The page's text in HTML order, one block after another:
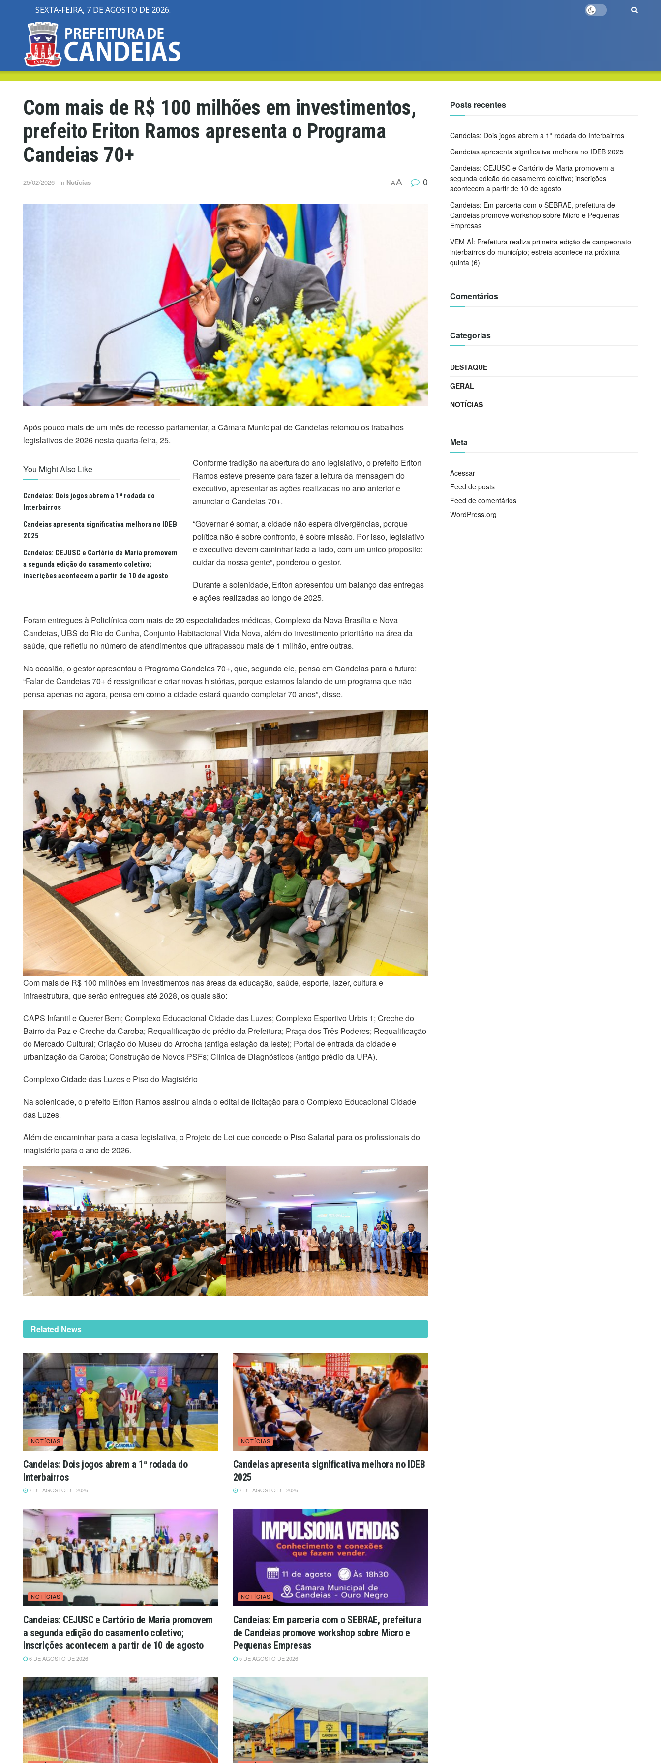
SEXTA-FEIRA, 7 DE AGOSTO DE 2026.
Com mais de R$ 100 milhões em investimentos,
prefeito Eriton Ramos apresenta o Programa
Candeias 70+
25/02/2026 in Notícias AA 0
Após pouco mais de um mês de recesso parlamentar, a Câmara Municipal de Candeias retomou os trabalhos
legislativos de 2026 nesta quarta-feira, 25.
You Might Also Like
Candeias: Dois jogos abrem a 1ª rodada do
Interbairros
Candeias apresenta significativa melhora no IDEB
2025
Candeias: CEJUSC e Cartório de Maria promovem
a segunda edição do casamento coletivo;
inscrições acontecem a partir de 10 de agosto
Conforme tradição na abertura do ano legislativo, o prefeito Eriton
Ramos esteve presente para fazer a leitura da mensagem do
executivo, apresentar as ações realizadas no ano anterior e
anunciar o Candeias 70+.
“Governar é somar, a cidade não espera divergências, porque
política não é sobre confronto, é sobre missão. Por isso, legislativo
e executivo devem caminhar lado a lado, com um único propósito:
cuidar da nossa gente”, ponderou o gestor.
Durante a solenidade, Eriton apresentou um balanço das entregas
e ações realizadas ao longo de 2025.
Foram entregues à Policlínica com mais de 20 especialidades médicas, Complexo da Nova Brasília e Nova
Candeias, UBS do Rio do Cunha, Conjunto Habitacional Vida Nova, além do investimento prioritário na área da
saúde, que refletiu no número de atendimentos que ultrapassou mais de 1 milhão, entre outras.
Na ocasião, o gestor apresentou o Programa Candeias 70+, que, segundo ele, pensa em Candeias para o futuro:
“Falar de Candeias 70+ é ressignificar e criar novas histórias, porque estamos falando de um programa que não
pensa apenas no agora, pensa em como a cidade estará quando completar 70 anos”, disse.
Com mais de R$ 100 milhões em investimentos nas áreas da educação, saúde, esporte, lazer, cultura e
infraestrutura, que serão entregues até 2028, os quais são:
CAPS Infantil e Querer Bem; Complexo Educacional Cidade das Luzes; Complexo Esportivo Urbis 1; Creche do
Bairro da Paz e Creche da Caroba; Requalificação do prédio da Prefeitura; Praça dos Três Poderes; Requalificação
do Mercado Cultural; Criação do Museu do Arrocha (antiga estação da leste); Portal de entrada da cidade e
urbanização da Caroba; Construção de Novos PSFs; Clínica de Diagnósticos (antigo prédio da UPA).
Complexo Cidade das Luzes e Piso do Magistério
Na solenidade, o prefeito Eriton Ramos assinou ainda o edital de licitação para o Complexo Educacional Cidade
das Luzes.
Além de encaminhar para a casa legislativa, o Projeto de Lei que concede o Piso Salarial para os profissionais do
magistério para o ano de 2026.
Related News
NOTÍCIAS
Candeias: Dois jogos abrem a 1ª rodada do
Interbairros
7 DE AGOSTO DE 2026
NOTÍCIAS
Candeias apresenta significativa melhora no IDEB
2025
7 DE AGOSTO DE 2026
NOTÍCIAS
Candeias: CEJUSC e Cartório de Maria promovem
a segunda edição do casamento coletivo;
inscrições acontecem a partir de 10 de agosto
6 DE AGOSTO DE 2026
NOTÍCIAS
Candeias: Em parceria com o SEBRAE, prefeitura
de Candeias promove workshop sobre Micro e
Pequenas Empresas
5 DE AGOSTO DE 2026
Posts recentes
Candeias: Dois jogos abrem a 1ª rodada do Interbairros
Candeias apresenta significativa melhora no IDEB 2025
Candeias: CEJUSC e Cartório de Maria promovem a
segunda edição do casamento coletivo; inscrições
acontecem a partir de 10 de agosto
Candeias: Em parceria com o SEBRAE, prefeitura de
Candeias promove workshop sobre Micro e Pequenas
Empresas
VEM AÍ: Prefeitura realiza primeira edição de campeonato
interbairros do município; estreia acontece na próxima
quinta (6)
Comentários
Categorias
DESTAQUE
GERAL
NOTÍCIAS
Meta
Acessar
Feed de posts
Feed de comentários
WordPress.org